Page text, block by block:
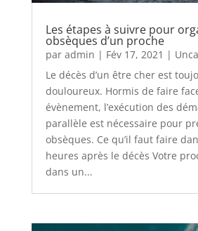
Les étapes à suivre pour
obsèques d’un proche
par admin | Fév 17, 2021 |
Le décès d’un être cher est
douloureux. Hormis de faire
évènement, l’exécution des
parallèle est nécessaire pour
obsèques. Ce qu’il faut faire
heures après le décès Votre
dans un...